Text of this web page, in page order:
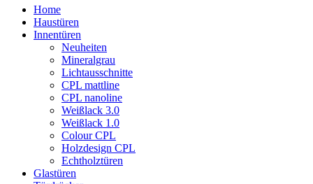
Home
Haustüren
Innentüren
Neuheiten
Mineralgrau
Lichtausschnitte
CPL mattline
CPL nanoline
Weißlack 3.0
Weißlack 1.0
Colour CPL
Holzdesign CPL
Echtholztüren
Glastüren